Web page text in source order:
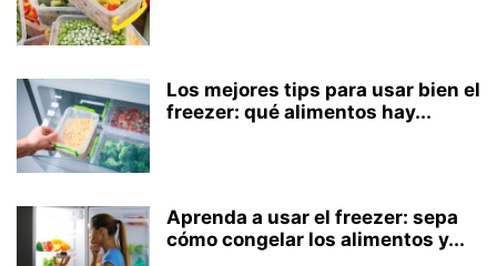
Los mejores tips para usar bien el
freezer: qué alimentos hay...
Aprenda a usar el freezer: sepa
cómo congelar los alimentos y...